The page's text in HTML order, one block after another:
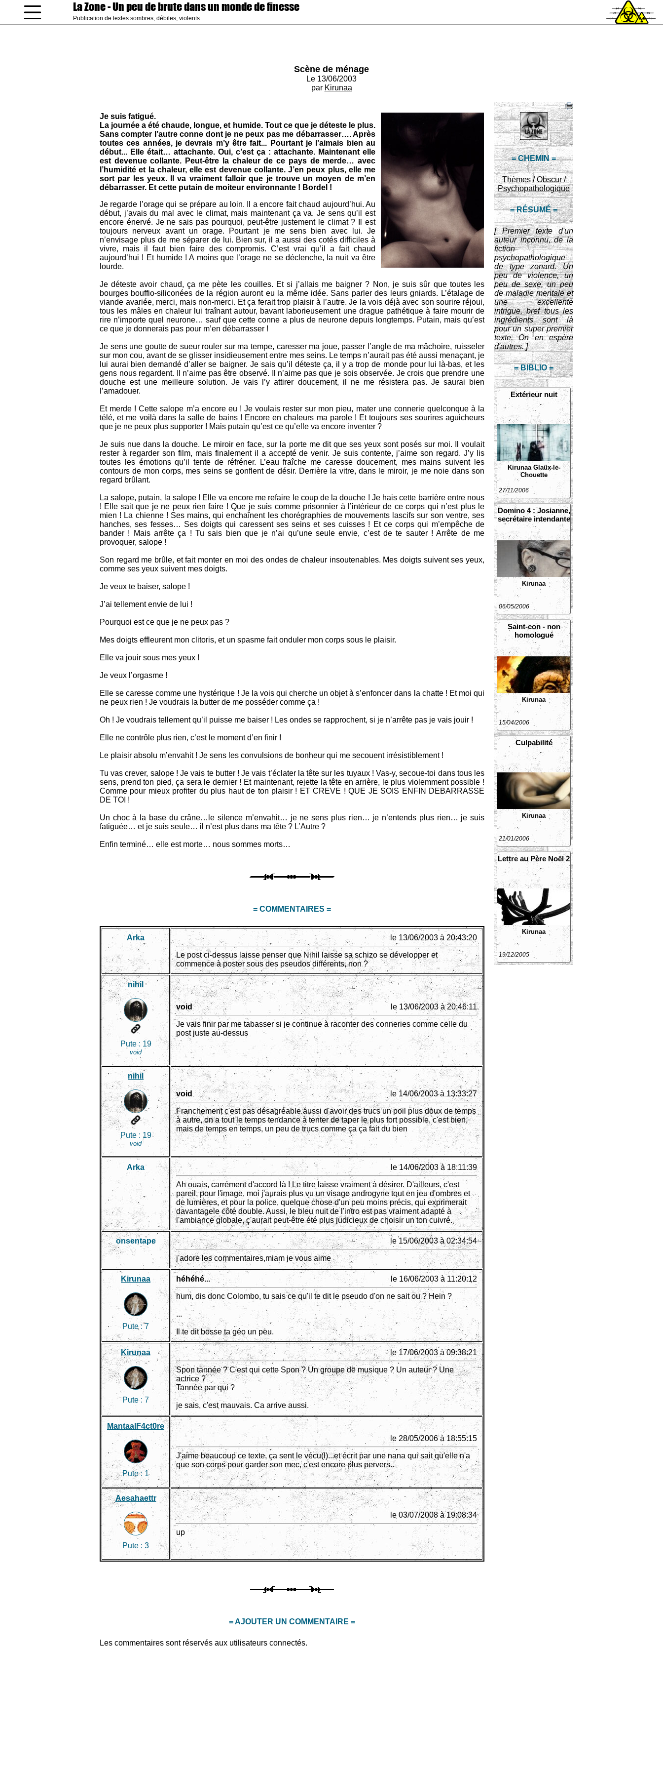
La Zone- Un peu de brute dans un monde de finesse
Publication de textes sombres, débiles, violents.
Scène de ménage
Le 13/06/2003
par Kirunaa
= CHEMIN =
Thèmes/Obscur/
Psychopathologique
= RÉSUMÉ =
[ Premier texte d'un
auteur inconnu, de la
fiction
psychopathologique
de type zonard. Un
peu de violence, un
peu de sexe, un peu
de maladie mentale et
une excellente
intrigue, bref tous les
ingrédients sont là
pour un super premier
texte. On en espère
d'autres. ]
= BIBLIO =
Extérieur nuit
Kirunaa Glaüx-le-
Chouette
27/11/2006
Domino 4 : Josianne,
secrétaire intendante
Kirunaa
06/05/2006
Saint-con - non
homologué
Kirunaa
15/04/2006
Culpabilité
Kirunaa
21/01/2006
Lettre au Père Noël 2
Kirunaa
19/12/2005
Je suis fatigué.
La journée a été chaude, longue, et humide. Tout ce que je déteste le plus.
Sans compter l’autre conne dont je ne peux pas me débarrasser…. Après
toutes ces années, je devrais m’y être fait... Pourtant je l’aimais bien au
début... Elle était… attachante. Oui, c’est ça : attachante. Maintenant elle
est devenue collante. Peut-être la chaleur de ce pays de merde… avec
l’humidité et la chaleur, elle est devenue collante. J’en peux plus, elle me
sort par les yeux. Il va vraiment falloir que je trouve un moyen de m’en
débarrasser. Et cette putain de moiteur environnante ! Bordel !
Je regarde l’orage qui se prépare au loin. Il a encore fait chaud aujourd’hui. Au
début, j’avais du mal avec le climat, mais maintenant ça va. Je sens qu’il est
encore énervé. Je ne sais pas pourquoi, peut-être justement le climat ? Il est
toujours nerveux avant un orage. Pourtant je me sens bien avec lui. Je
n’envisage plus de me séparer de lui. Bien sur, il a aussi des cotés difficiles à
vivre, mais il faut bien faire des compromis. C’est vrai qu’il a fait chaud
aujourd’hui ! Et humide ! A moins que l’orage ne se déclenche, la nuit va être
lourde.
Je déteste avoir chaud, ça me pète les couilles. Et si j’allais me baigner ? Non, je suis sûr que toutes les
bourges bouffio-siliconées de la région auront eu la même idée. Sans parler des leurs gniards. L’étalage de
viande avariée, merci, mais non-merci. Et ça ferait trop plaisir à l’autre. Je la vois déjà avec son sourire réjoui,
tous les mâles en chaleur lui traînant autour, bavant laborieusement une drague pathétique à faire mourir de
rire n’importe quel neurone… sauf que cette conne a plus de neurone depuis longtemps. Putain, mais qu’est
ce que je donnerais pas pour m’en débarrasser !
Je sens une goutte de sueur rouler sur ma tempe, caresser ma joue, passer l’angle de ma mâchoire, ruisseler
sur mon cou, avant de se glisser insidieusement entre mes seins. Le temps n’aurait pas été aussi menaçant, je
lui aurai bien demandé d’aller se baigner. Je sais qu’il déteste ça, il y a trop de monde pour lui là-bas, et les
gens nous regardent. Il n’aime pas être observé. Il n’aime pas que je sois observée. Je crois que prendre une
douche est une meilleure solution. Je vais l’y attirer doucement, il ne me résistera pas. Je saurai bien
l’amadouer.
Et merde ! Cette salope m’a encore eu ! Je voulais rester sur mon pieu, mater une connerie quelconque à la
télé, et me voilà dans la salle de bains ! Encore en chaleurs ma parole ! Et toujours ses sourires aguicheurs
que je ne peux plus supporter ! Mais putain qu’est ce qu’elle va encore inventer ?
Je suis nue dans la douche. Le miroir en face, sur la porte me dit que ses yeux sont posés sur moi. Il voulait
rester à regarder son film, mais finalement il a accepté de venir. Je suis contente, j’aime son regard. J’y lis
toutes les émotions qu’il tente de réfréner. L’eau fraîche me caresse doucement, mes mains suivent les
contours de mon corps, mes seins se gonflent de désir. Derrière la vitre, dans le miroir, je me noie dans son
regard brûlant.
La salope, putain, la salope ! Elle va encore me refaire le coup de la douche ! Je hais cette barrière entre nous
! Elle sait que je ne peux rien faire ! Que je suis comme prisonnier à l’intérieur de ce corps qui n’est plus le
mien ! La chienne ! Ses mains, qui enchaînent les chorégraphies de mouvements lascifs sur son ventre, ses
hanches, ses fesses… Ses doigts qui caressent ses seins et ses cuisses ! Et ce corps qui m’empêche de
bander ! Mais arrête ça ! Tu sais bien que je n’ai qu’une seule envie, c’est de te sauter ! Arrête de me
provoquer, salope !
Son regard me brûle, et fait monter en moi des ondes de chaleur insoutenables. Mes doigts suivent ses yeux,
comme ses yeux suivent mes doigts.
Je veux te baiser, salope !
J’ai tellement envie de lui !
Pourquoi est ce que je ne peux pas ?
Mes doigts effleurent mon clitoris, et un spasme fait onduler mon corps sous le plaisir.
Elle va jouir sous mes yeux !
Je veux l’orgasme !
Elle se caresse comme une hystérique ! Je la vois qui cherche un objet à s’enfoncer dans la chatte ! Et moi qui
ne peux rien ! Je voudrais la butter de me posséder comme ça !
Oh ! Je voudrais tellement qu’il puisse me baiser ! Les ondes se rapprochent, si je n’arrête pas je vais jouir !
Elle ne contrôle plus rien, c’est le moment d’en finir !
Le plaisir absolu m’envahit ! Je sens les convulsions de bonheur qui me secouent irrésistiblement !
Tu vas crever, salope ! Je vais te butter ! Je vais t’éclater la tête sur les tuyaux ! Vas-y, secoue-toi dans tous les
sens, prend ton pied, ça sera le dernier ! Et maintenant, rejette la tête en arrière, le plus violemment possible !
Comme pour mieux profiter du plus haut de ton plaisir ! ET CREVE ! QUE JE SOIS ENFIN DEBARRASSE
DE TOI !
Un choc à la base du crâne…le silence m’envahit… je ne sens plus rien… je n’entends plus rien… je suis
fatiguée… et je suis seule… il n’est plus dans ma tête ? L’Autre ?
Enfin terminé… elle est morte… nous sommes morts…
= COMMENTAIRES =
Arka le 13/06/2003 à 20:43:20
Le post ci-dessus laisse penser que Nihil laisse sa schizo se développer et
commence à poster sous des pseudos différents, non ?
nihil
Pute : 19
void
void le 13/06/2003 à 20:46:11
Je vais finir par me tabasser si je continue à raconter des conneries comme celle du
post juste au-dessus
nihil
Pute : 19
void
void le 14/06/2003 à 13:33:27
Franchement c'est pas désagréable aussi d'avoir des trucs un poil plus doux de temps
à autre, on a tout le temps tendance à tenter de taper le plus fort possible, c'est bien,
mais de temps en temps, un peu de trucs comme ça ça fait du bien
Arka le 14/06/2003 à 18:11:39
Ah ouais, carrément d'accord là ! Le titre laisse vraiment à désirer. D'ailleurs, c'est
pareil, pour l'image, moi j'aurais plus vu un visage androgyne tout en jeu d'ombres et
de lumières, et pour la police, quelque chose d'un peu moins précis, qui exprimerait
davantagele côté double. Aussi, le bleu nuit de l'intro est pas vraiment adapté à
l'ambiance globale, ç'aurait peut-être été plus judicieux de choisir un ton cuivré.
onsentape le 15/06/2003 à 02:34:54
j'adore les commentaires,miam je vous aime
Kirunaa
Pute :7
héhéhé... le 16/06/2003 à 11:20:12
hum, dis donc Colombo, tu sais ce qu'il te dit le pseudo d'on ne sait ou ? Hein ?
...
Il te dit bosse ta géo un peu.
Kirunaa
Pute : 7
le 17/06/2003 à 09:38:21
Spon tannée ? C'est qui cette Spon ? Un groupe de musique ? Un auteur ? Une
actrice ?
Tannée par qui ?
je sais, c'est mauvais. Ca arrive aussi.
MantaalF4ct0re
Pute : 1
le 28/05/2006 à 18:55:15
J'aime beaucoup ce texte, ça sent le vécu(l)...et écrit par une nana qui sait qu'elle n'a
que son corps pour garder son mec, c'est encore plus pervers..
Aesahaettr
Pute : 3
le 03/07/2008 à 19:08:34
up
= AJOUTER UN COMMENTAIRE =
Les commentaires sont réservés aux utilisateurs connectés.